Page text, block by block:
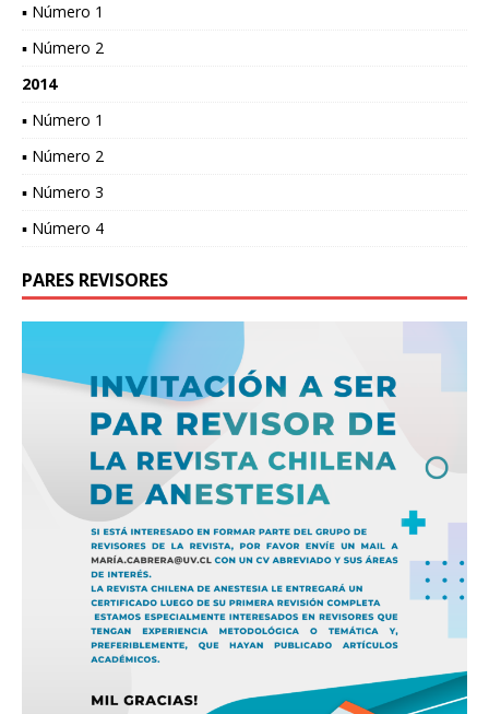
▪ Número 1
▪ Número 2
2014
▪ Número 1
▪ Número 2
▪ Número 3
▪ Número 4
PARES REVISORES